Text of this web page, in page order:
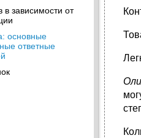
в зависимости от
основные
ответные